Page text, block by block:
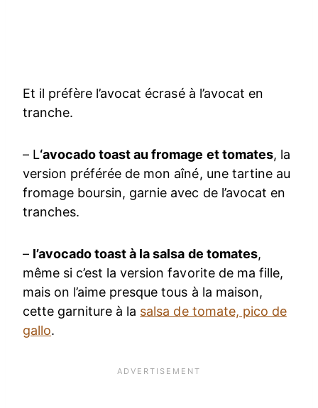
Et il préfère l’avocat écrasé à l’avocat en
tranche.
– L‘avocado toast au fromage et tomates, la
version préférée de mon aîné, une tartine au
fromage boursin, garnie avec de l’avocat en
tranches.
– l’avocado toast à la salsa de tomates,
même si c’est la version favorite de ma fille,
mais on l’aime presque tous à la maison,
cette garniture à la salsa de tomate, pico de
gallo.